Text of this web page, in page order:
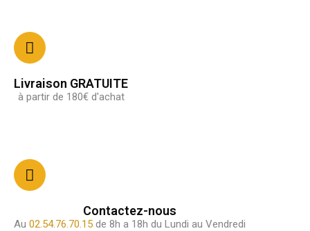
Livraison GRATUITE
à partir de 180€ d'achat
Contactez-nous
Au 02.54.76.70.15 de 8h a 18h du Lundi au Vendredi